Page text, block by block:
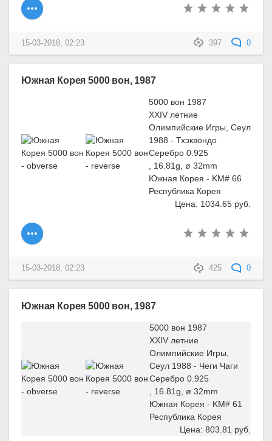
397 0
15-03-2018, 02:23
Южная Корея 5000 вон, 1987
5000 вон 1987
XXIV летние
Олимпийские Игры, Сеул
1988 - Тхэквондо
Серебро 0.925
, 16.81g, ø 32mm
Южная Корея - KM# 66
Республика Корея
Цена: 1034.65 руб.
425 0
15-03-2018, 02:23
Южная Корея 5000 вон, 1987
5000 вон 1987
XXIV летние
Олимпийские Игры,
Сеул 1988 - Чеги Чаги
Серебро 0.925
, 16.81g, ø 32mm
Южная Корея - KM# 61
Республика Корея
Цена: 803.81 руб.